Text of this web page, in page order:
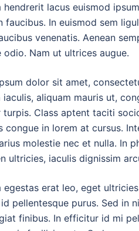
hendrerit lacus euismod
faucibus. In euismod sem
venenatis. Aenean
odio. Nam ut ultrices augue.
dolor sit amet,
iaculis, aliquam mauris ut,
turpis. Class aptent taciti
congue in lorem at cursus.
molestie nec et nulla. In
ultricies, iaculis dignissim
egestas erat leo, eget
id pellentesque purus. Sed in
finibus. In efficitur id mi